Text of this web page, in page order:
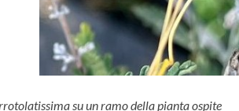
su un ramo della pianta ospite